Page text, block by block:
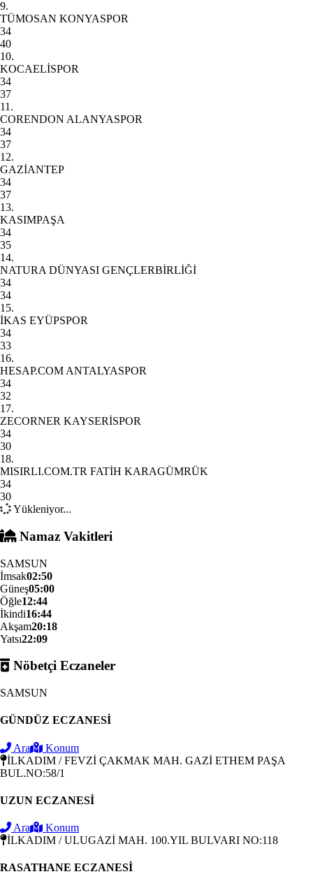
9.
TÜMOSAN KONYASPOR
34
40
10.
KOCAELİSPOR
34
37
11.
CORENDON ALANYASPOR
34
37
12.
GAZİANTEP
34
37
13.
KASIMPAŞA
34
35
14.
NATURA DÜNYASI GENÇLERBİRLİĞİ
34
34
15.
İKAS EYÜPSPOR
34
33
16.
HESAP.COM ANTALYASPOR
34
32
17.
ZECORNER KAYSERİSPOR
34
30
18.
MISIRLI.COM.TR FATİH KARAGÜMRÜK
34
30
Yükleniyor...
Namaz Vakitleri
SAMSUN
İmsak02:50
Güneş05:00
Öğle12:44
İkindi16:44
Akşam20:18
Yatsı22:09
Nöbetçi Eczaneler
SAMSUN
GÜNDÜZ ECZANESİ
Ara
Konum
İLKADIM / FEVZİ ÇAKMAK MAH. GAZİ ETHEM PAŞA
BUL.NO:58/1
UZUN ECZANESİ
Ara
Konum
İLKADIM / ULUGAZİ MAH. 100.YIL BULVARI NO:118
RASATHANE ECZANESİ